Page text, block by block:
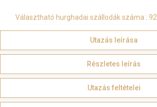
Választható hurghadai szállodák száma : 92
Utazás leírása
Részletes leírás
Utazás feltételei